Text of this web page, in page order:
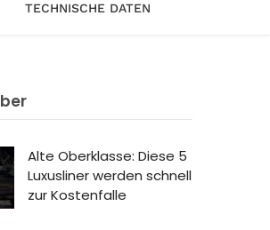
TECHNISCHE DATEN
Alte Oberklasse: Diese 5
Luxusliner werden schnell
zur Kostenfalle